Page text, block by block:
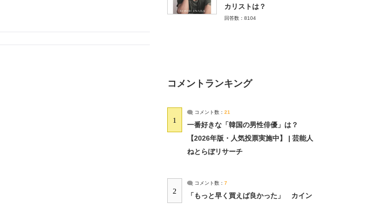
カリストは？
回答数：8104
コメントランキング
1
コメント数： 21
一番好きな「韓国の男性俳優」は？
【2026年版・人気投票実施中】 | 芸能人
ねとらぼリサーチ
2
コメント数： 7
「もっと早く買えば良かった」 カイン